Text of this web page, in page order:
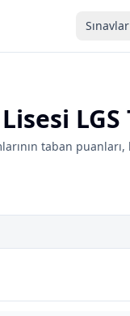
Sınavlar
LGS
taban puanları,